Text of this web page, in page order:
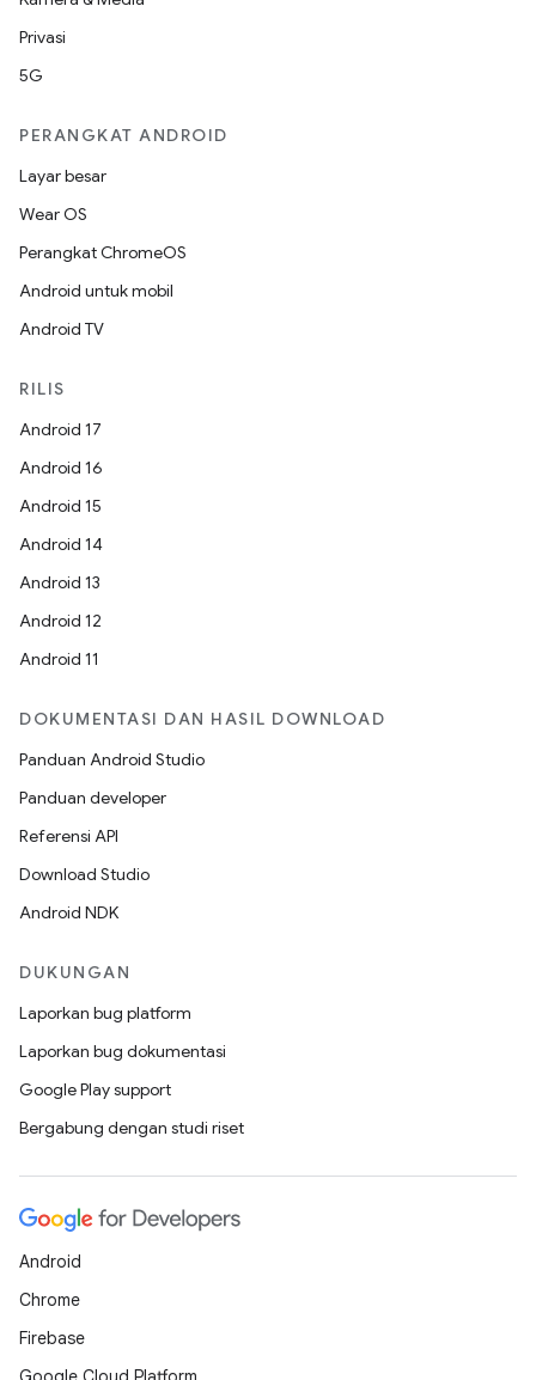
Privasi
5G
PERANGKAT ANDROID
Layar besar
Wear OS
Perangkat ChromeOS
Android untuk mobil
Android TV
RILIS
Android 17
Android 16
Android 15
Android 14
Android 13
Android 12
Android 11
DOKUMENTASI DAN HASIL DOWNLOAD
Panduan Android Studio
Panduan developer
Referensi API
Download Studio
Android NDK
DUKUNGAN
Laporkan bug platform
Laporkan bug dokumentasi
Google Play support
Bergabung dengan studi riset
Android
Chrome
Firebase